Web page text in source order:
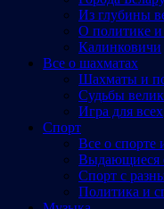
Из глубины
О политике и
Калинковичи
Все о шахматах
Шахматы и
Судьбы
Игра для всех
Спорт
Все о спорте
Выдающиеся
Спорт с
Политика и